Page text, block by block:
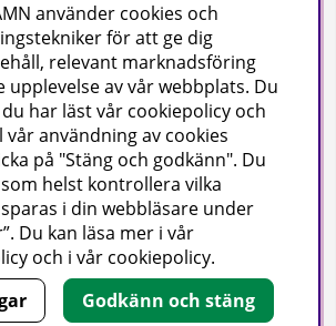
AB
av städ- och hygienprodukter.
576 33 Sävsjö
| info@visab.info
använder cookies och
för att ge dig
relevant marknadsföring
upplevelse av vår webbplats. Du
har läst vår cookiepolicy och
användning av cookies
på "Stäng och godkänn". Du
helst kontrollera vilka
i din webbläsare under
Du kan läsa mer i vår
och i vår cookiepolicy.
Godkänn och stäng